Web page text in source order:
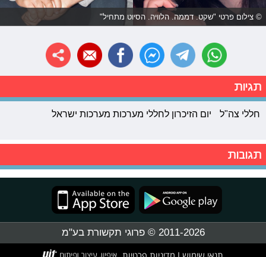
© צילום פרטי "שקט. דממה. הלוויה. הסיוט מתחיל"
תגיות
חללי צה"ל יום הזיכרון לחללי מערכות מערכות ישראל
תגובות
2011-2026 © פרוגי תקשורת בע"מ